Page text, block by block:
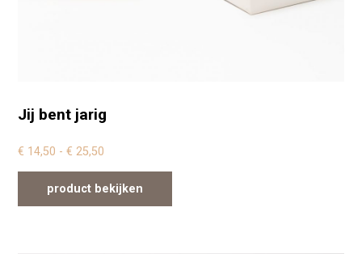
Jij bent jarig
€ 14,50 - € 25,50
product bekijken